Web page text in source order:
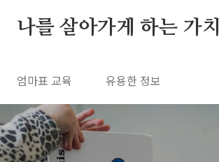
나를 살아가게 하는 가치
엄마표 교육 유용한 정보